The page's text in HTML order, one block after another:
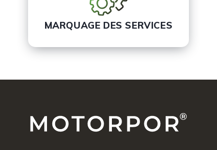
MARQUAGE DES SERVICES